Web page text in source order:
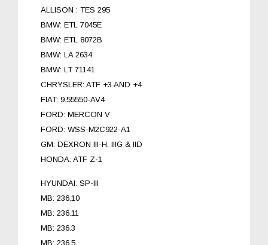
ALLISON : TES 295
BMW: ETL 7045E
BMW: ETL 8072B
BMW: LA 2634
BMW: LT 71141
CHRYSLER: ATF +3 AND +4
FIAT: 9.55550-AV4
FORD: MERCON V
FORD: WSS-M2C922-A1
GM: DEXRON III-H, IIIG & IID
HONDA: ATF Z-1
HYUNDAI: SP-III
MB: 236.10
MB: 236.11
MB: 236.3
MB: 236.5